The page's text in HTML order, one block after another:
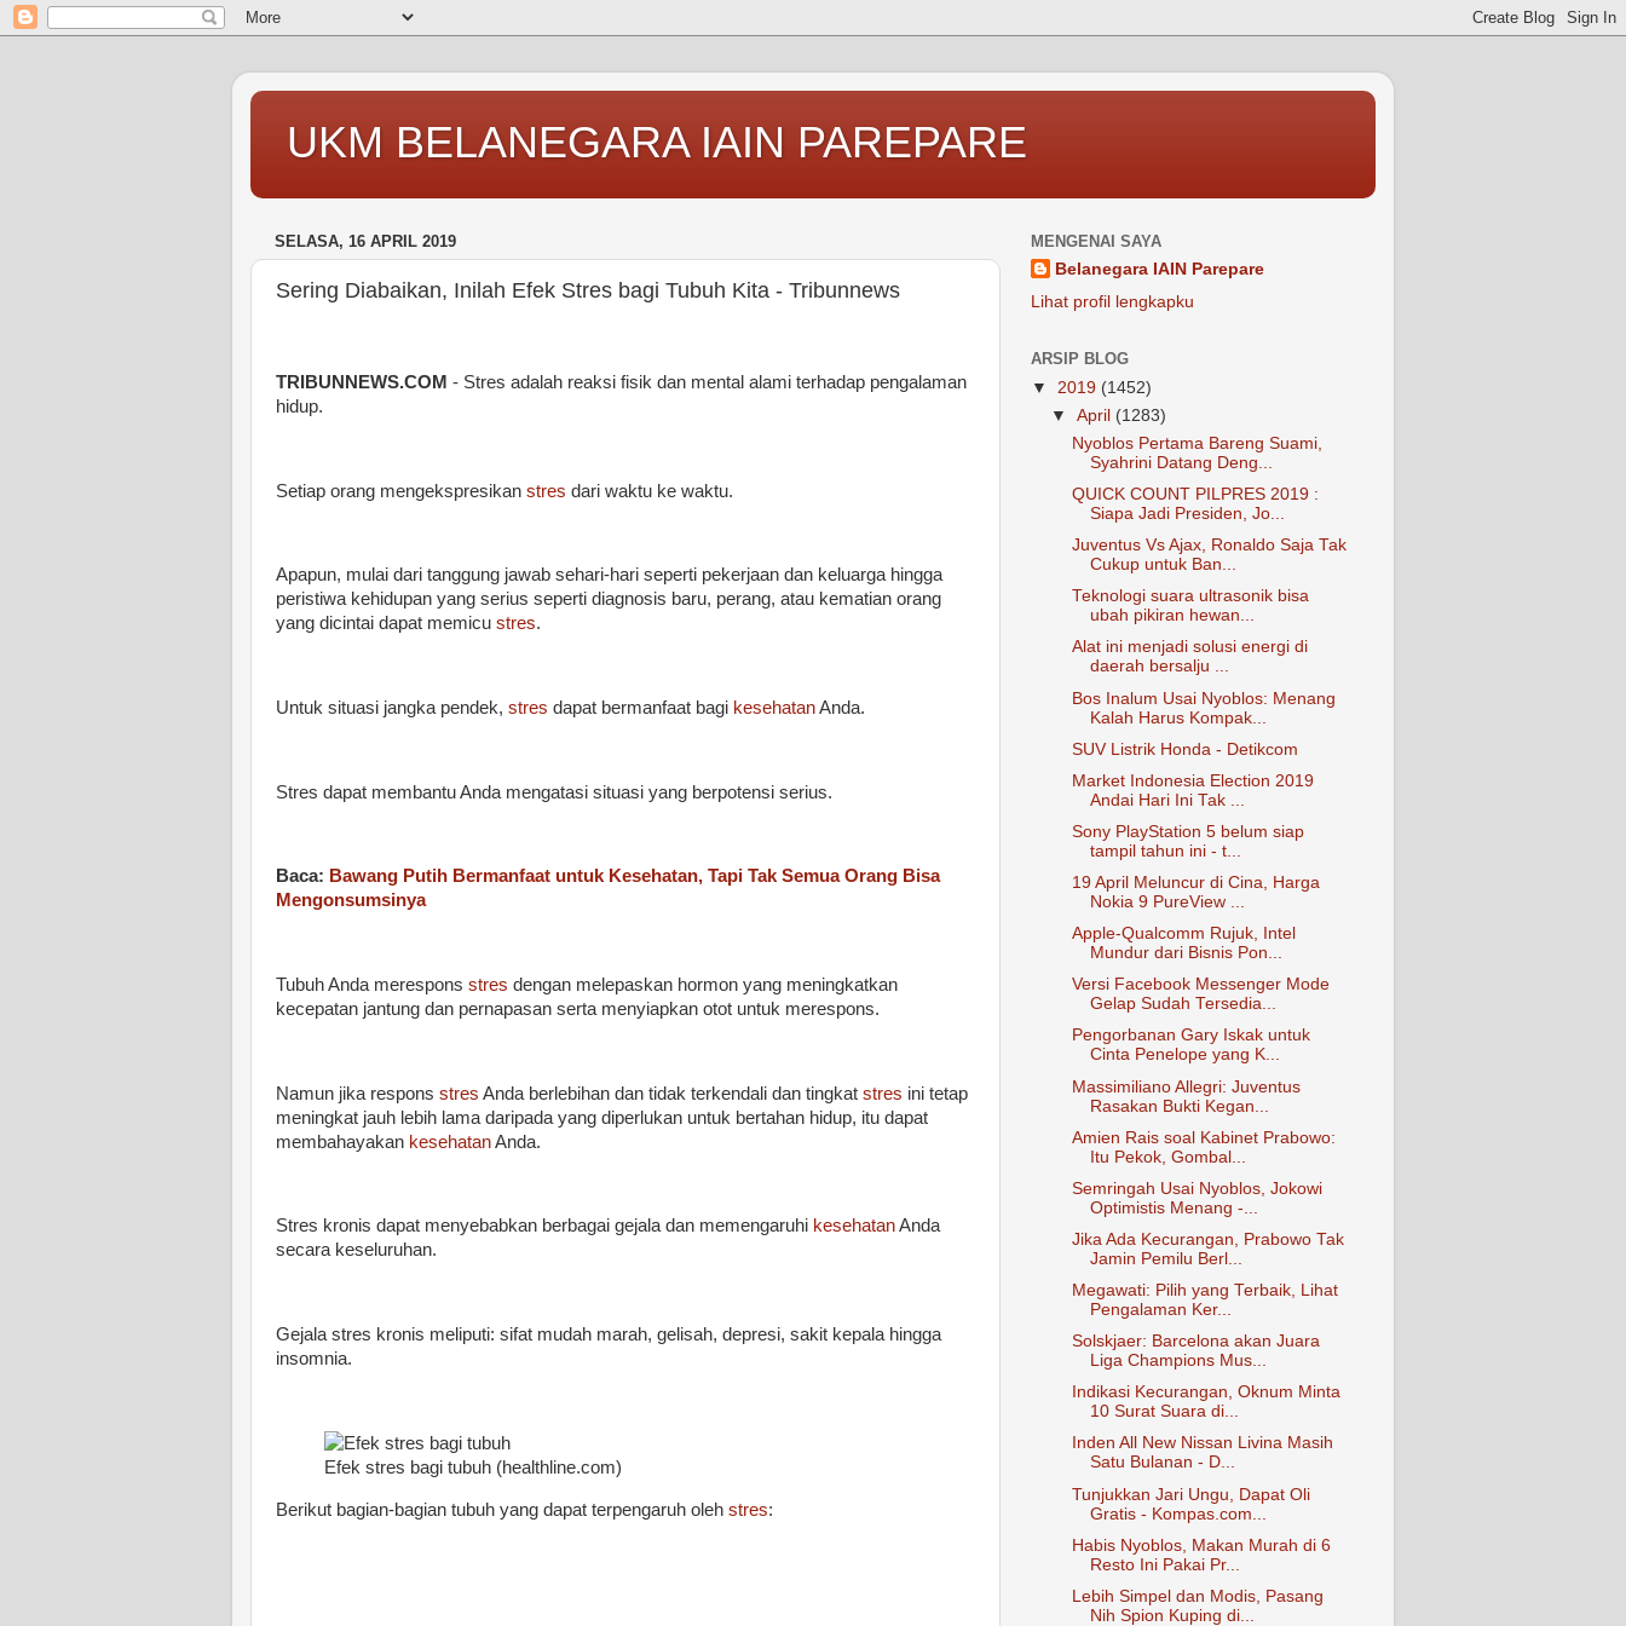
UKM BELANEGARA IAIN PAREPARE
SELASA, 16 APRIL 2019
Sering Diabaikan, Inilah Efek Stres bagi Tubuh Kita - Tribunnews
TRIBUNNEWS.COM - Stres adalah reaksi fisik dan mental alami terhadap pengalaman
hidup.
Setiap orang mengekspresikan stres dari waktu ke waktu.
Apapun, mulai dari tanggung jawab sehari-hari seperti pekerjaan dan keluarga hingga
peristiwa kehidupan yang serius seperti diagnosis baru, perang, atau kematian orang
yang dicintai dapat memicu stres.
Untuk situasi jangka pendek, stres dapat bermanfaat bagi kesehatanAnda.
Stres dapat membantu Anda mengatasi situasi yang berpotensi serius.
Baca: Bawang Putih Bermanfaat untuk Kesehatan, Tapi Tak Semua Orang Bisa
Mengonsumsinya
Tubuh Anda merespons stres dengan melepaskan hormon yang meningkatkan
kecepatan jantung dan pernapasan serta menyiapkan otot untuk merespons.
Namun jika respons stres Anda berlebihan dan tidak terkendali dan tingkat stres ini tetap
meningkat jauh lebih lama daripada yang diperlukan untuk bertahan hidup, itu dapat
membahayakan kesehatanAnda.
Stres kronis dapat menyebabkan berbagai gejala dan memengaruhi kesehatanAnda
secara keseluruhan.
Gejala stres kronis meliputi: sifat mudah marah, gelisah, depresi, sakit kepala hingga
insomnia.
Efek stres bagi tubuh (healthline.com)
Berikut bagian-bagian tubuh yang dapat terpengaruh oleh stres:
MENGENAI SAYA
Belanegara IAIN Parepare
Lihat profil lengkapku
ARSIP BLOG
▼ 2019 (1452)
▼April (1283)
Nyoblos Pertama Bareng Suami,
Syahrini Datang Deng...
QUICK COUNT PILPRES 2019 :
Siapa Jadi Presiden, Jo...
Juventus Vs Ajax, Ronaldo Saja Tak
Cukup untuk Ban...
Teknologi suara ultrasonik bisa
ubah pikiran hewan...
Alat ini menjadi solusi energi di
daerah bersalju ...
Bos Inalum Usai Nyoblos: Menang
Kalah Harus Kompak...
SUV Listrik Honda - Detikcom
Market Indonesia Election 2019
Andai Hari Ini Tak ...
Sony PlayStation 5 belum siap
tampil tahun ini - t...
19 April Meluncur di Cina, Harga
Nokia 9 PureView ...
Apple-Qualcomm Rujuk, Intel
Mundur dari Bisnis Pon...
Versi Facebook Messenger Mode
Gelap Sudah Tersedia...
Pengorbanan Gary Iskak untuk
Cinta Penelope yang K...
Massimiliano Allegri: Juventus
Rasakan Bukti Kegan...
Amien Rais soal Kabinet Prabowo:
Itu Pekok, Gombal...
Semringah Usai Nyoblos, Jokowi
Optimistis Menang -...
Jika Ada Kecurangan, Prabowo Tak
Jamin Pemilu Berl...
Megawati: Pilih yang Terbaik, Lihat
Pengalaman Ker...
Solskjaer: Barcelona akan Juara
Liga Champions Mus...
Indikasi Kecurangan, Oknum Minta
10 Surat Suara di...
Inden All New Nissan Livina Masih
Satu Bulanan - D...
Tunjukkan Jari Ungu, Dapat Oli
Gratis - Kompas.com...
Habis Nyoblos, Makan Murah di 6
Resto Ini Pakai Pr...
Lebih Simpel dan Modis, Pasang
Nih Spion Kuping di...